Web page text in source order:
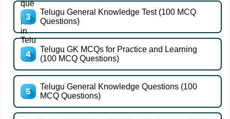
Telugu General Knowledge Test (100 MCQ
Questions)
Telugu GK MCQs for Practice and Learning
(100 MCQ Questions)
Telugu General Knowledge Questions (100
MCQ Questions)